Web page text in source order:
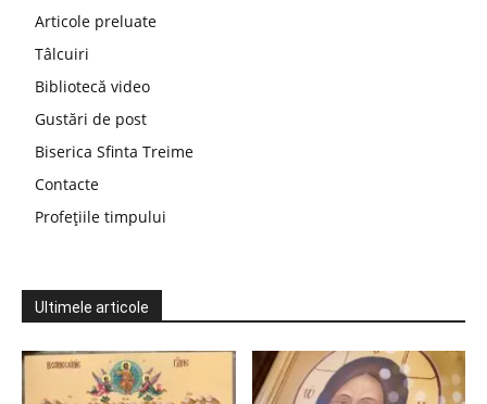
Articole preluate
Tâlcuiri
Bibliotecă video
Gustări de post
Biserica Sfinta Treime
Contacte
Profețiile timpului
Ultimele articole